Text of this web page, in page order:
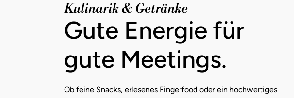
Kulinarik & Getränke
Gute Energie für
gute Meetings.
Ob feine Snacks, erlesenes Fingerfood oder ein hochwertiges